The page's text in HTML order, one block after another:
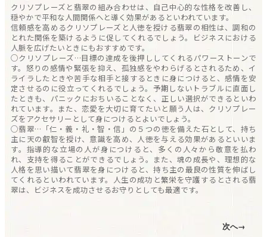
クリソプレーズと翡翠の組み合わせは、自己中心的な性格を改善し、
穏やかで平和な人間関係へと導く効果があるといわれています。
信頼感を高めるクリソプレーズと人徳を授ける翡翠の相性は、調和の
とれた関係を築けるように促してくれるでしょう。ビジネスにおける
人脈を広げたいときにもおすすめです。
○クリソプレーズ…目標の達成を後押ししてくれるパワーストーンで
す。怒りの感情や緊張を抑え、孤独感をやわらげるとされるため、イ
ライラしたときや苦手な相手と接するときに身につけると、感情を安
定させるのに役立ってくれるでしょう。予期しないトラブルに直面し
たときも、パニックにおちいることなく、正しい選択ができるといわ
れています。また、恋愛を大切に育てたいと願う人は、クリソプレー
ズをアクセサリーとして身につけるとよいでしょう。
○翡翠…「仁・義・礼・智・信」の５つの徳を備えた石として、持ち
主に天の叡智を授け、意識を高め、人徳を与える効果があるといいま
す。指導的な立場の人が身につけると、多くの人々から敬意を払わ
れ、支持を得ることができるでしょう。また、魂の成長や、理想的な
人格を思い描いて翡翠を身につけると、持ち主の最良の性質を伸ばし
てくれるといわれています。人生の成功と繁栄を守護するとされる翡
翠は、ビジネスを成功させるお守りとしても最適です。
次へ→